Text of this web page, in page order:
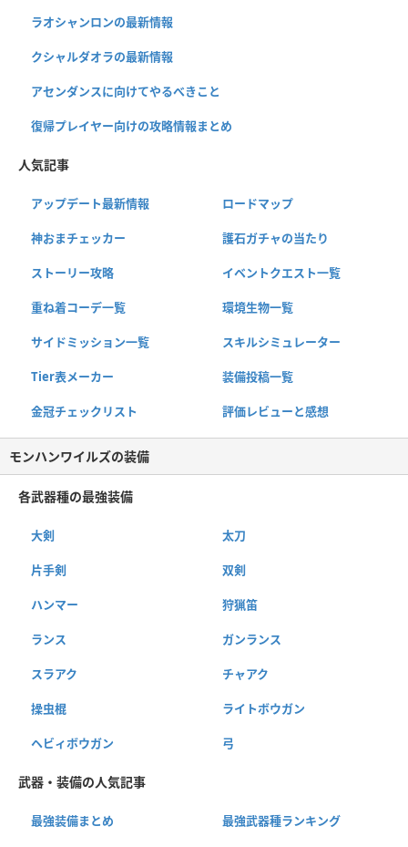
ラオシャンロンの最新情報
クシャルダオラの最新情報
アセンダンスに向けてやるべきこと
復帰プレイヤー向けの攻略情報まとめ
人気記事
アップデート最新情報 ロードマップ
神おまチェッカー 護石ガチャの当たり
ストーリー攻略 イベントクエスト一覧
重ね着コーデ一覧 環境生物一覧
サイドミッション一覧 スキルシミュレーター
Tier表メーカー 装備投稿一覧
金冠チェックリスト 評価レビューと感想
モンハンワイルズの装備
各武器種の最強装備
大剣 太刀
片手剣 双剣
ハンマー 狩猟笛
ランス ガンランス
スラアク チャアク
操虫棍 ライトボウガン
ヘビィボウガン 弓
武器・装備の人気記事
最強装備まとめ 最強武器種ランキング